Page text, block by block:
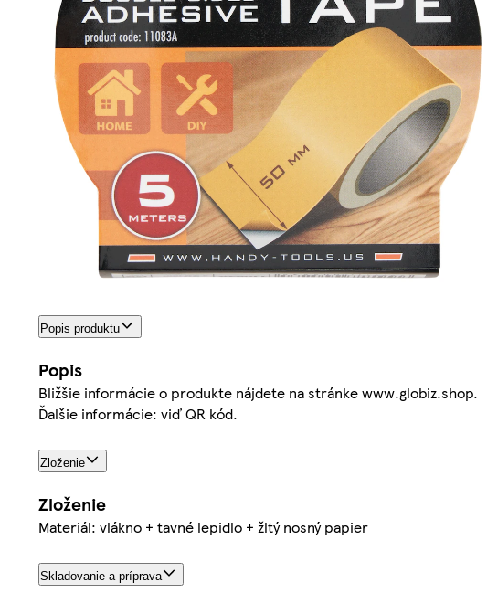
Popis produktu
Popis
Bližšie informácie o produkte nájdete na stránke www.globiz.shop.
Ďalšie informácie: viď QR kód.
Zloženie
Zloženie
Materiál: vlákno + tavné lepidlo + žltý nosný papier
Skladovanie a príprava